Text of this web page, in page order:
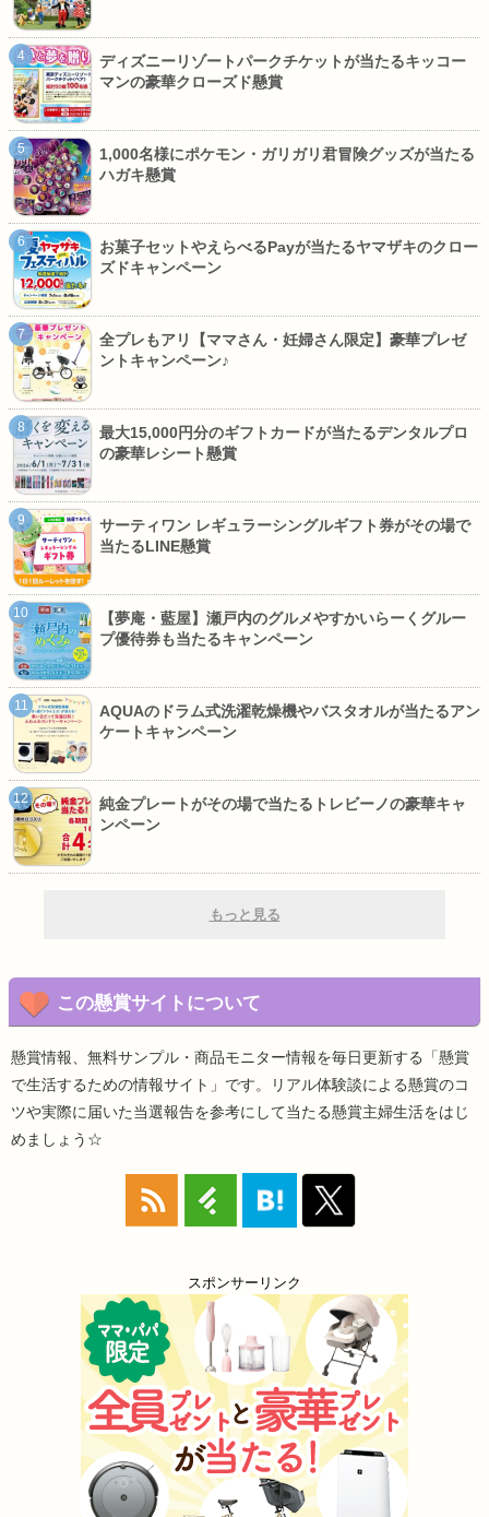
ディズニーリゾートパークチケットが当たるキッコー
マンの豪華クローズド懸賞
1,000名様にポケモン・ガリガリ君冒険グッズが当たる
ハガキ懸賞
お菓子セットやえらべるPayが当たるヤマザキのクロー
ズドキャンペーン
全プレもアリ【ママさん・妊婦さん限定】豪華プレゼ
ントキャンペーン♪
最大15,000円分のギフトカードが当たるデンタルプロ
の豪華レシート懸賞
サーティワン レギュラーシングルギフト券がその場で
当たるLINE懸賞
【夢庵・藍屋】瀬戸内のグルメやすかいらーくグルー
プ優待券も当たるキャンペーン
AQUAのドラム式洗濯乾燥機やバスタオルが当たるアン
ケートキャンペーン
純金プレートがその場で当たるトレビーノの豪華キャ
ンペーン
もっと見る
この懸賞サイトについて
懸賞情報、無料サンプル・商品モニター情報を毎日更新する「懸賞
で生活するための情報サイト」です。リアル体験談による懸賞のコ
ツや実際に届いた当選報告を参考にして当たる懸賞主婦生活をはじ
めましょう☆
スポンサーリンク